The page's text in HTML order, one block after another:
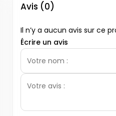
Avis (0)
Il n’y a aucun avis sur ce
Écrire un avis